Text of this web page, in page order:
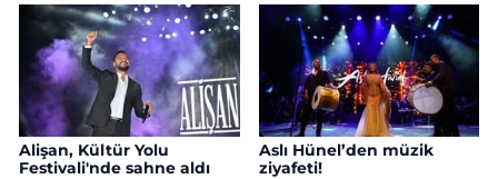
Alişan, Kültür Yolu
Festivali'nde sahne aldı
Aslı Hünel’den müzik
ziyafeti!